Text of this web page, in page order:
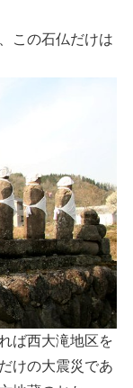
この石仏だけは
ば西大滝地区を
けの大震災であ